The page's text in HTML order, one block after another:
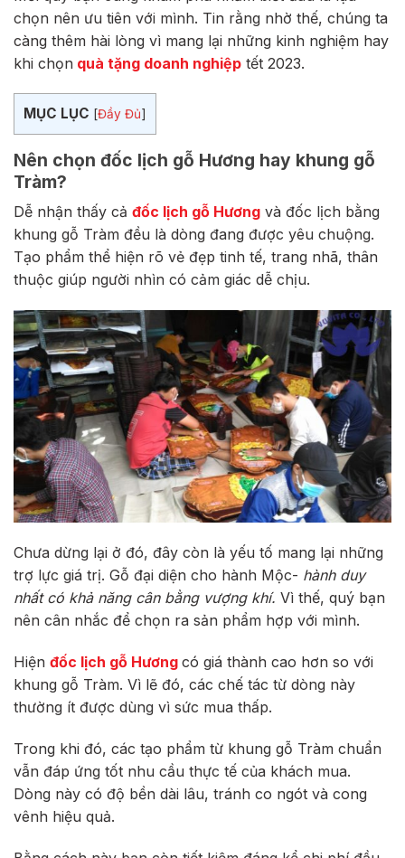
chọn nên ưu tiên với mình. Tin rằng nhờ thế, chúng ta
càng thêm hài lòng vì mang lại những kinh nghiệm hay
khi chọn quà tặng doanh nghiệp tết 2023.
MỤC LỤC [Đầy Đủ]
Nên chọn đốc lịch gỗ Hương hay khung gỗ
Tràm?
Dễ nhận thấy cả đốc lịch gỗ Hương và đốc lịch bằng
khung gỗ Tràm đều là dòng đang được yêu chuộng.
Tạo phẩm thể hiện rõ vẻ đẹp tinh tế, trang nhã, thân
thuộc giúp người nhìn có cảm giác dễ chịu.
Chưa dừng lại ở đó, đây còn là yếu tố mang lại những
trợ lực giá trị. Gỗ đại diện cho hành Mộc- hành duy
nhất có khả năng cân bằng vượng khí. Vì thế, quý bạn
nên cân nhắc để chọn ra sản phẩm hợp với mình.
Hiện đốc lịch gỗ Hương có giá thành cao hơn so với
khung gỗ Tràm. Vì lẽ đó, các chế tác từ dòng này
thường ít được dùng vì sức mua thấp.
Trong khi đó, các tạo phẩm từ khung gỗ Tràm chuẩn
vẫn đáp ứng tốt nhu cầu thực tế của khách mua.
Dòng này có độ bền dài lâu, tránh co ngót và cong
vênh hiệu quả.